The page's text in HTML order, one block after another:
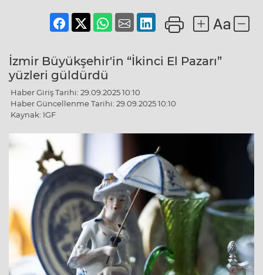
İzmir Büyükşehir'in “İkinci El Pazarı”
yüzleri güldürdü
Haber Giriş Tarihi: 29.09.2025 10:10
Haber Güncellenme Tarihi: 29.09.2025 10:10
Kaynak: IGF